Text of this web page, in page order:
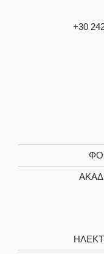
+30